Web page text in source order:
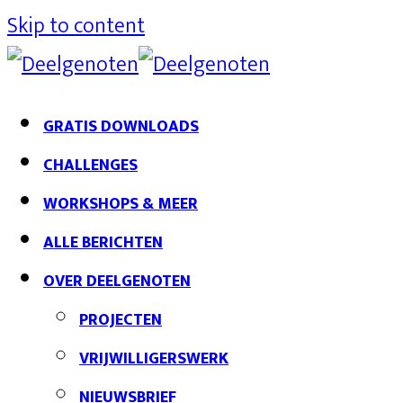
Skip to content
GRATIS DOWNLOADS
CHALLENGES
WORKSHOPS & MEER
ALLE BERICHTEN
OVER DEELGENOTEN
PROJECTEN
VRIJWILLIGERSWERK
NIEUWSBRIEF